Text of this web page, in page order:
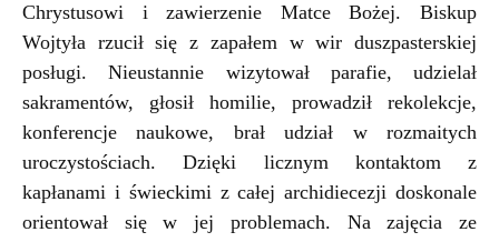
Chrystusowi i zawierzenie Matce Bożej. Biskup
Wojtyła rzucił się z zapałem w wir duszpasterskiej
posługi. Nieustannie wizytował parafie, udzielał
sakramentów, głosił homilie, prowadził rekolekcje,
konferencje naukowe, brał udział w rozmaitych
uroczystościach. Dzięki licznym kontaktom z
kapłanami i świeckimi z całej archidiecezji doskonale
orientował się w jej problemach. Na zajęcia ze